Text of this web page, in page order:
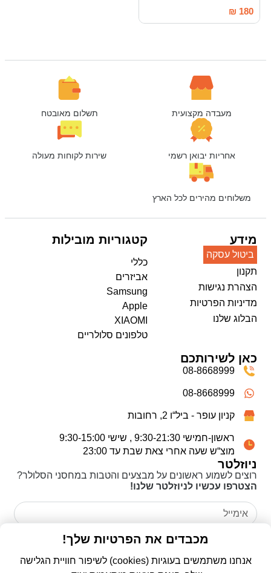
₪ 180
מעבדה מקצועית תשלום מאובטח
אחריות יבואן רשמי שירות לקוחות מעולה
משלוחים מהירים לכל הארץ
ניוזלטר
רוצים לשמוע ראשונים על מבצעים והטבות במחסני הסלולר?
הצטרפו עכשיו לניוזלטר שלנו!
אני מאשר/ת כי קראתי אתמדיניות הפרטיותואני מסכים/ה
לשימוש בפרטים שמסרתי לצורך יצירת קשר ומענה לפנייה שלי.
מידע
ביטול עסקה
תקנון
הצהרת נגישות
מדיניות הפרטיות
הבלוג שלנו
קטגוריות מובילות
כללי
אביזרים
Samsung
Apple
XIAOMI
טלפונים סלולריים
כאן לשירותכם
08-8668999
08-8668999
קניון עופר - ביל“ו 2, רחובות
ראשון-חמישי 9:30-21:30 , שישי 9:30-15:00
מוצ“ש שעה אחרי צאת שבת עד 23:00
מכבדים את הפרטיות שלך!
אנחנו משתמשים בעוגיות (cookies) לשיפור חוויית הגלישה